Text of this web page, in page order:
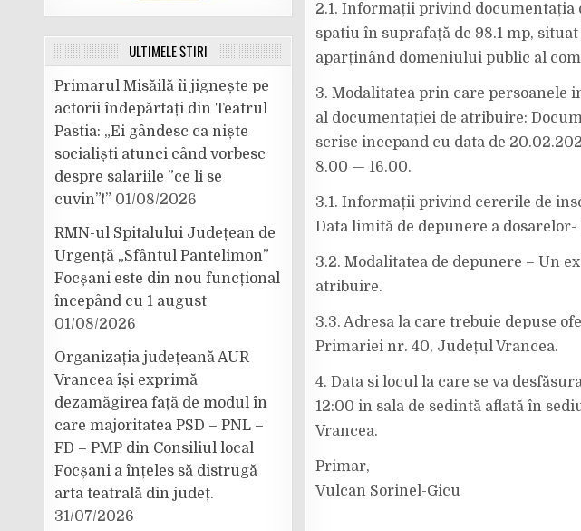
2.1. Informații privind
spatiu în suprafață de 98.1 mp,
aparținând domeniului public al
3. Modalitatea prin care persoanele
al documentației de atribuire:
scrise incepand cu data de
8.00 — 16.00.
3.1. Informații privind cererile de
Data limită de depunere a dosarelor-
3.2. Modalitatea de depunere – Un
atribuire.
3.3. Adresa la care trebuie depuse
Primariei nr. 40, Județul Vrancea.
4. Data si locul la care se va
12:00 in sala de sedintă aflată în
Vrancea.
Primar,
Vulcan Sorinel-Gicu
ULTIMELE ȘTIRI
Primarul Misăilă îi jignește pe
actorii îndepărtați din Teatrul
Pastia: „Ei gândesc ca niște
socialiști atunci când vorbesc
despre salariile ”ce li se
cuvin”!” 01/08/2026
RMN-ul Spitalului Județean de
Urgență „Sfântul Pantelimon”
Focșani este din nou funcțional
începând cu 1 august
01/08/2026
Organizația județeană AUR
Vrancea își exprimă
dezamăgirea față de modul în
care majoritatea PSD – PNL –
FD – PMP din Consiliul local
Focșani a înțeles să distrugă
arta teatrală din județ.
31/07/2026